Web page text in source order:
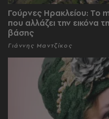
Γούρνες Ηρακλείου: To
που αλλάζει την εικόνα
βάσης
Γιάννης Μαντζίκος